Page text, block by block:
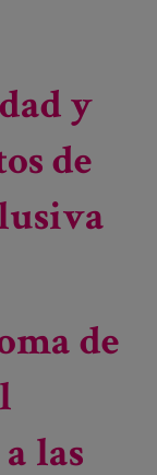
y
de
de
las